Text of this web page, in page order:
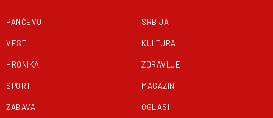
PANČEVO
VESTI
HRONIKA
SPORT
ZABAVA
SRBIJA
KULTURA
ZDRAVLJE
MAGAZIN
OGLASI